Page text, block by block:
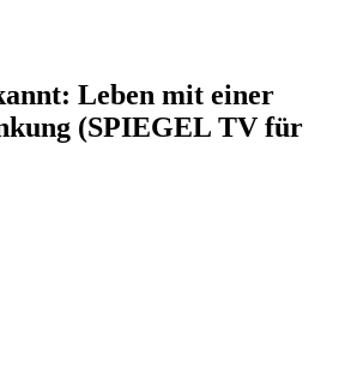
Leben mit einer
(SPIEGEL TV für